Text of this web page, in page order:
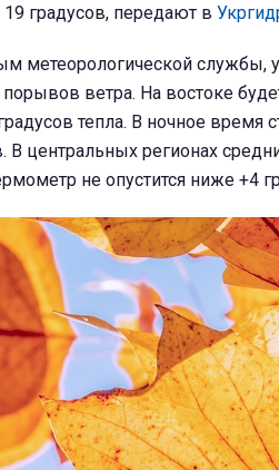
19 градусов, передают в
метеорологической службы,
ветра. На востоке
тепла. В ночное время
В центральных регионах
не опустится ниже +4